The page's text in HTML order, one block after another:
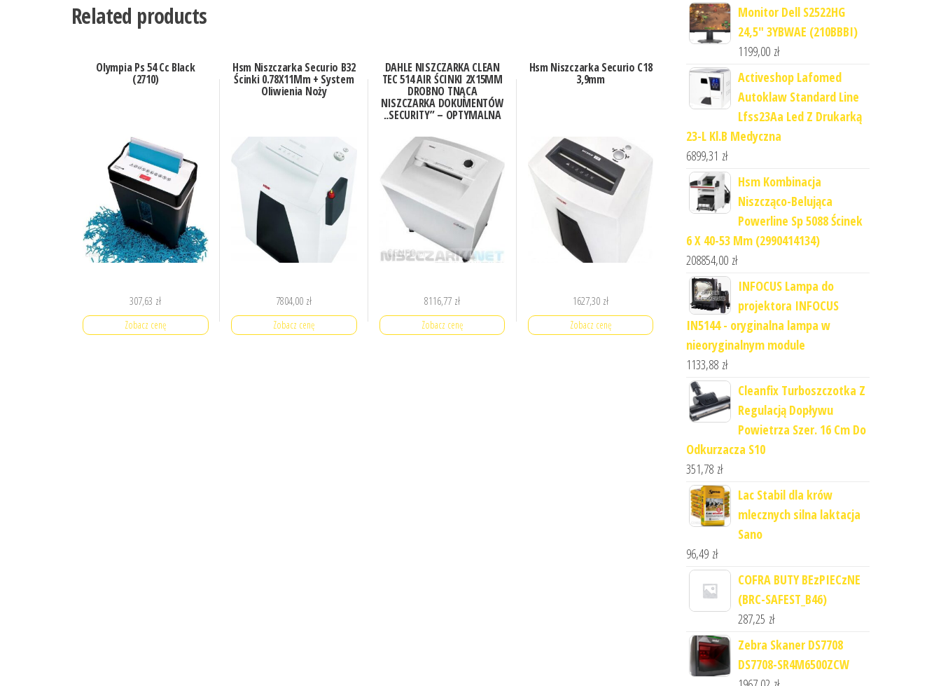
Related products
Olympia Ps 54 Cc Black
(2710)
307,63 zł
Zobacz cenę
Hsm Niszczarka Securio B32
Ścinki 0.78X11Mm + System
Oliwienia Noży
7804,00 zł
Zobacz cenę
DAHLE NISZCZARKA CLEAN
TEC 514 AIR ŚCINKI 2X15MM
DROBNO TNĄCA
NISZCZARKA DOKUMENTÓW
„SECURITY” – OPTYMALNA
WRAŻLIWYCH DANYCH
8116,77 zł
Zobacz cenę
Hsm Niszczarka Securio C18
3,9mm
1627,30 zł
Zobacz cenę
Monitor Dell S2522HG
24,5" 3YBWAE (210BBBI)
1199,00 zł
Activeshop Lafomed
Autoklaw Standard Line
Lfss23Aa Led Z Drukarką
23-L Kl.B Medyczna
6899,31 zł
Hsm Kombinacja
Niszcząco-Belująca
Powerline Sp 5088 Ścinek
6 X 40-53 Mm (2990414134)
208854,00 zł
INFOCUS Lampa do
projektora INFOCUS
IN5144 - oryginalna lampa w
nieoryginalnym module
1133,88 zł
Cleanfix Turboszczotka Z
Regulacją Dopływu
Powietrza Szer. 16 Cm Do
Odkurzacza S10
351,78 zł
Lac Stabil dla krów
mlecznych silna laktacja
Sano
96,49 zł
COFRA BUTY BEzPIECzNE
(BRC-SAFEST_B46)
287,25 zł
Zebra Skaner DS7708
DS7708-SR4M6500ZCW